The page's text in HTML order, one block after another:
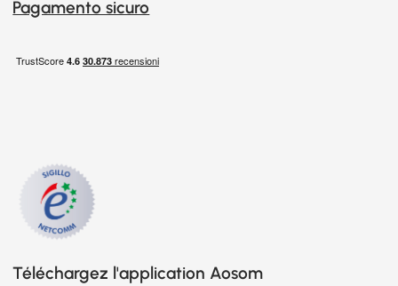
Pagamento sicuro
Téléchargez l'application Aosom